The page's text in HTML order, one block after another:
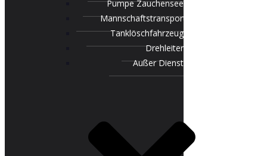
Pumpe Zauchensee
Mannschaftstransportfahrzeug
Tanklöschfahrzeug
Drehleiter
Außer Dienst